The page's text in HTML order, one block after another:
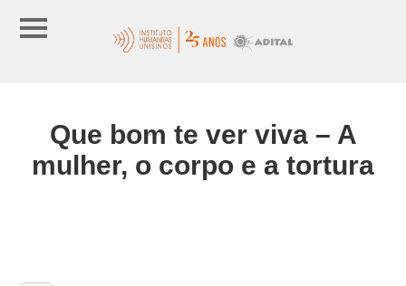
Que bom te ver viva – A
mulher, o corpo e a tortura